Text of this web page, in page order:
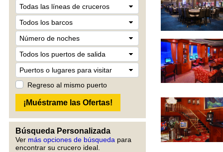
Regreso al mismo puerto
Búsqueda Personalizada
Ver más opciones de búsqueda para
encontrar su crucero ideal.